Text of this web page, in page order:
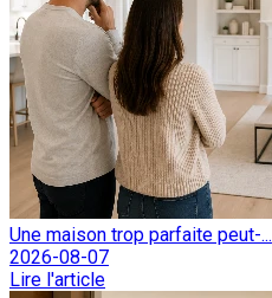
Une maison trop parfaite peut-...
2026-08-07
Lire l'article